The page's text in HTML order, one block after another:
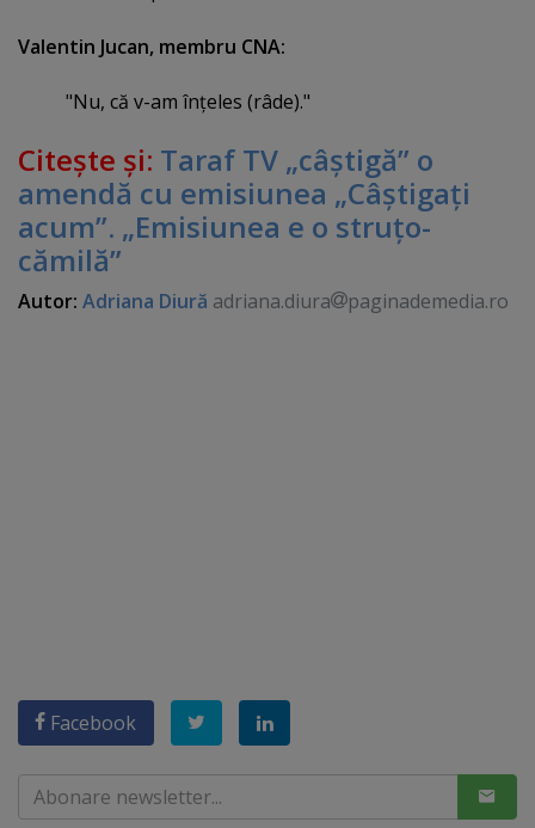
Valentin Jucan, membru CNA:
"Nu, că v-am înţeles (râde)."
Citeşte şi: Taraf TV „câştigă” o
amendă cu emisiunea „Câştigaţi
acum”. „Emisiunea e o struţo-
cămilă”
Autor: Adriana Diură adriana.diura paginademedia.ro
Facebook